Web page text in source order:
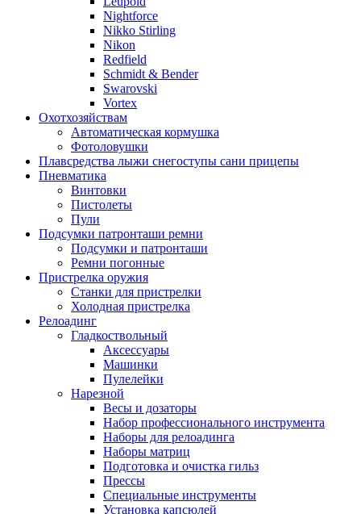
Nightforce
Nikko Stirling
Nikon
Redfield
Schmidt & Bender
Swarovski
Vortex
Охотхозяйствам
Автоматическая кормушка
Фотоловушки
Плавсредства лыжи снегоступы сани прицепы
Пневматика
Винтовки
Пистолеты
Пули
Подсумки патронташи ремни
Подсумки и патронташи
Ремни погонные
Пристрелка оружия
Станки для пристрелки
Холодная пристрелка
Релоадинг
Гладкоствольный
Аксессуары
Машинки
Пулелейки
Нарезной
Весы и дозаторы
Набор профессионального инструмента
Наборы для релоадинга
Наборы матриц
Подготовка и очистка гильз
Прессы
Специальные инструменты
Установка капсюлей